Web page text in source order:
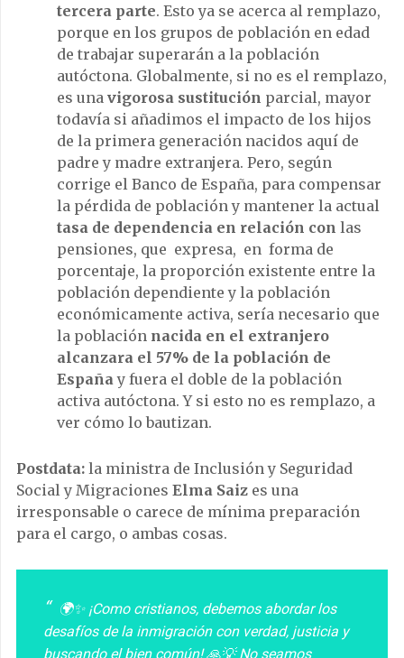
tercera parte. Esto ya se acerca al remplazo,
porque en los grupos de población en edad
de trabajar superarán a la población
autóctona. Globalmente, si no es el remplazo,
es una vigorosa sustitución parcial, mayor
todavía si añadimos el impacto de los hijos
de la primera generación nacidos aquí de
padre y madre extranjera. Pero, según
corrige el Banco de España, para compensar
la pérdida de población y mantener la actual
tasa de dependencia en relación con las
pensiones, que expresa, en forma de
porcentaje, la proporción existente entre la
población dependiente y la población
económicamente activa, sería necesario que
la población nacida en el extranjero
alcanzara el 57% de la población de
España y fuera el doble de la población
activa autóctona. Y si esto no es remplazo, a
ver cómo lo bautizan.
Postdata: la ministra de Inclusión y Seguridad
Social y Migraciones Elma Saiz es una
irresponsable o carece de mínima preparación
para el cargo, o ambas cosas.
🌍✨ ¡Como cristianos, debemos abordar los
desafíos de la inmigración con verdad, justicia y
buscando el bien común! 🙏💡 No seamos